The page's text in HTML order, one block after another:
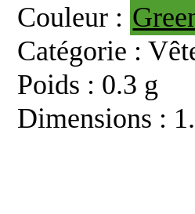
Couleur :
Catégorie :
Poids : 0.3 g
Dimensions :